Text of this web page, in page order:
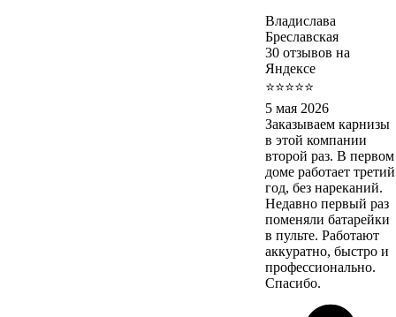
Владислава
Бреславская
30 отзывов на
Яндексе
⭐⭐⭐⭐⭐
5 мая 2026
Заказываем карнизы
в этой компании
второй раз. В первом
доме работает третий
год, без нареканий.
Недавно первый раз
поменяли батарейки
в пульте. Работают
аккуратно, быстро и
профессионально.
Спасибо.